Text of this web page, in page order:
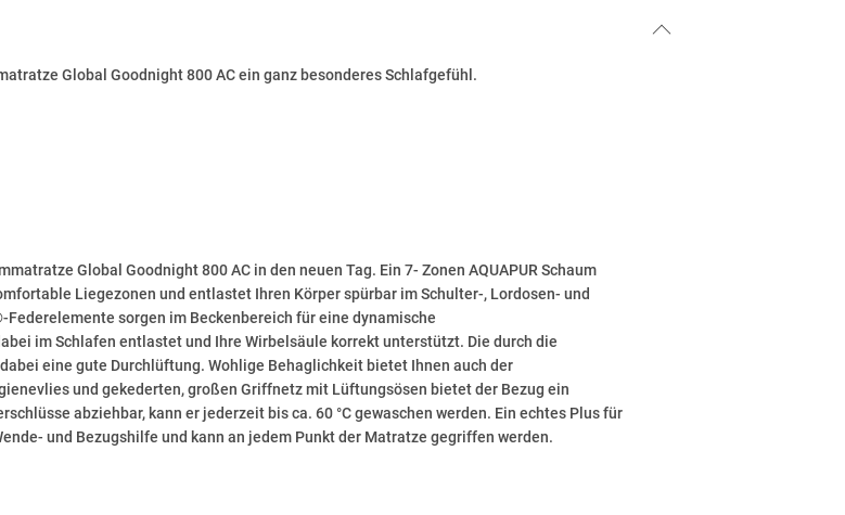
Global Goodnight 800 AC ein ganz besonderes Schlafgefühl.
Global Goodnight 800 AC in den neuen Tag. Ein 7- Zonen AQUAPUR Schaum
Liegezonen und entlastet Ihren Körper spürbar im Schulter-, Lordosen- und
sorgen im Beckenbereich für eine dynamische
im Schlafen entlastet und Ihre Wirbelsäule korrekt unterstützt. Die durch die
eine gute Durchlüftung. Wohlige Behaglichkeit bietet Ihnen auch der
und gekederten, großen Griffnetz mit Lüftungsösen bietet der Bezug ein
abziehbar, kann er jederzeit bis ca. 60 °C gewaschen werden. Ein echtes Plus für
und Bezugshilfe und kann an jedem Punkt der Matratze gegriffen werden.